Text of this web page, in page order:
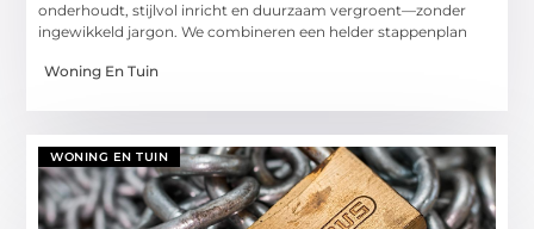
onderhoudt, stijlvol inricht en duurzaam vergroent—zonder
ingewikkeld jargon. We combineren een helder stappenplan
Woning En Tuin
WONING EN TUIN